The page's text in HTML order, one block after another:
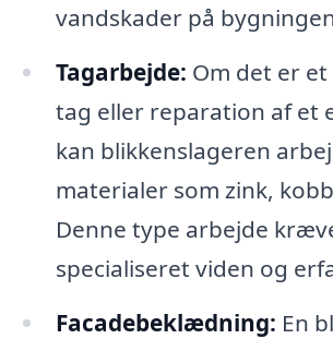
vandskader på
Tagarbejde: Om det er
tag eller reparation af et
kan blikkenslageren
materialer som zink,
Denne type arbejde
specialiseret viden og
Facadebeklædning: En